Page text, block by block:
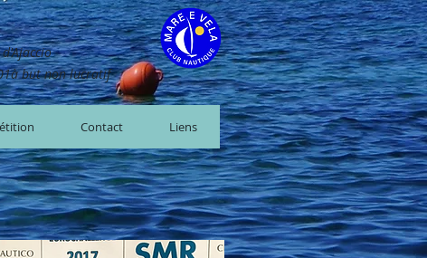
but non lucratif
Contact Liens